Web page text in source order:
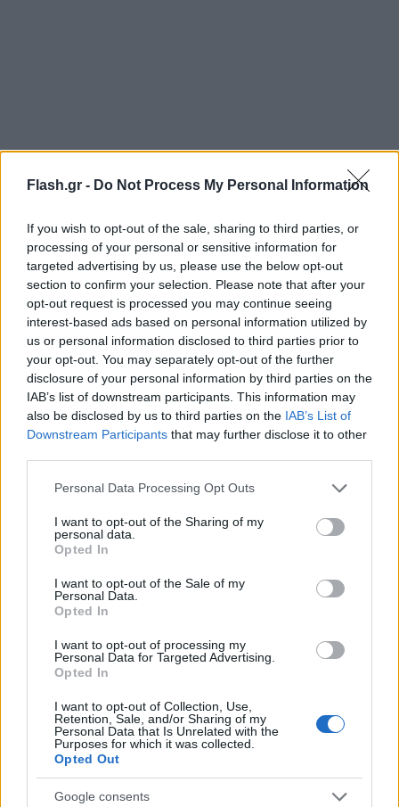
Flash.gr - Do Not Process My Personal Information
If you wish to opt-out of the sale, sharing to third parties, or
processing of your personal or sensitive information for
targeted advertising by us, please use the below opt-out
section to confirm your selection. Please note that after your
opt-out request is processed you may continue seeing
interest-based ads based on personal information utilized by
us or personal information disclosed to third parties prior to
your opt-out. You may separately opt-out of the further
disclosure of your personal information by third parties on the
IAB’s list of downstream participants. This information may
also be disclosed by us to third parties on the IAB’s List of
Downstream Participants that may further disclose it to other
Please note that this website/app uses one or more Google
not limited to your visit or usage behaviour. You may click to
grant or deny consent to Google and its third-party tags to
use your data for below specified purposes in below Google
consent section.
Personal Data Processing Opt Outs
I want to opt-out of the Sharing of my
personal data.
Opted In
I want to opt-out of the Sale of my
Personal Data.
Opted In
I want to opt-out of processing my
Personal Data for Targeted Advertising.
Opted In
I want to opt-out of Collection, Use,
Retention, Sale, and/or Sharing of my
Personal Data that Is Unrelated with the
Purposes for which it was collected.
Opted Out
Google consents
Έτσι ο Κυριάκος Μητσοτάκης, ζευγάρωσε τα
κυβερνητικά χτυπήματα, ακόμη μια μεταρρύθμιση
των κυβερνήσεων του ΠΑΣΟΚ, και μάλιστα μια από
όσο ήπιος ήταν ο σχολιασμός του υπουργού
Επικρατείας, Μάκη Βορίδη, ο οποίος μέσω του
Action24, υποστήριζε ότι: «Το μείζον για να κάνεις
σοβαρή αντιπολίτευση είναι οι αριθμητικοί
συσχετισμοί, είναι η ποιότητα. Είναι να δουλεύεις
και να καταλαβαίνεις τι έχεις να αντιπροτείνεις και
τι είναι εκείνο το οποίο έχεις να καταλογίσεις»,